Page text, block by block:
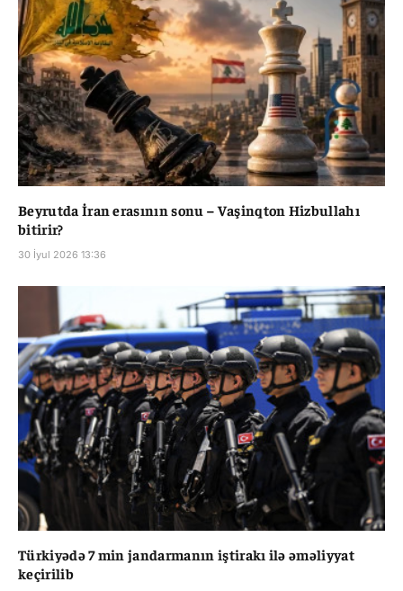
Beyrutda İran erasının sonu – Vaşinqton Hizbullahı
bitirir?
30 İyul 2026 13:36
Türkiyədə 7 min jandarmanın iştirakı ilə əməliyyat
keçirilib